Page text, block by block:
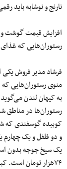
نارنج و نوشابه باید رقمی حدود ۳۷۰هزار
افزایش قیمت گوشت و
رستوران‌هایی که
فرشاد مدیر فروش
منوی رستوران‌هایی
به کیهان لندن
رستوران‌ها در مناطق
۷۴هزار تومان